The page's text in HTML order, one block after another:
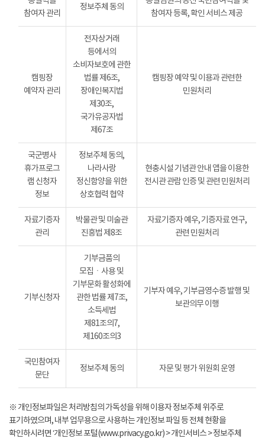
참여자 관리
정보주체 동의
참여자 등록, 확인 서비스 제공
캠핑장
예약자 관리
전자상거래
등에서의
소비자보호에 관한
법률 제6조,
장애인복지법
제30조,
국가유공자법
제67조
캠핑장 예약 및 이용과 관련한
민원처리
국군병사
휴가프로그
램 신청자
정보
정보주체 동의,
나라사랑
정신함양을 위한
상호협력 협약
현충시설 기념관 안내 앱을 이용한
전시관 관람 인증 및 관련 민원처리
자료기증자
관리
박물관 및 미술관
진흥법 제8조
자료기증자 예우, 기증자료 연구,
관련 민원처리
기부신청자
기부금품의
모집ㆍ사용 및
기부문화 활성화에
관한 법률 제7조,
소득세법
제81조의7,
제160조의3
기부자 예우, 기부금영수증 발행 및
보관의무 이행
국민참여자
문단
정보주체 동의 자문 및 평가 위원회 운영
※ 개인정보파일은 처리방침의 가독성을 위해 이용자 정보주체 위주로
표기하였으며, 내부 업무용으로 사용하는 개인정보 파일 등 전체 현황을
확인하시려면 ‘개인정보 포털(www.privacy.go.kr) > 개인서비스 > 정보주체